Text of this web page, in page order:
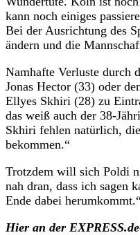
kann noch einiges
Bei der Ausrichtung des
ändern und die
Namhafte Verluste durch
Jonas Hector (33) oder
Ellyes Skhiri (28) zu
das weiß auch der 38-
Skhiri fehlen natürlich,
bekommen.“
Trotzdem will sich Poldi
nah dran, dass ich sagen
Ende dabei
Hier an der